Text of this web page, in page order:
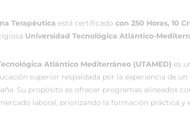
Terapéutica está certificado con 250 Horas, 10
Universidad Tecnológica Atlántico-
Atlántico Mediterráneo (UTAMED) es
superior respaldada por la experiencia de
Su propósito es ofrecer programas alineados
laboral, priorizando la formación práctica y